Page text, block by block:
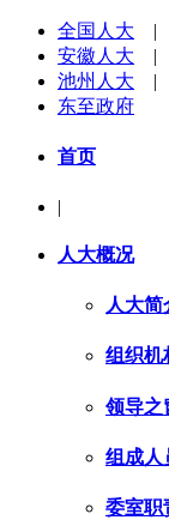
全国人大 |
安徽人大 |
池州人大 |
东至政府
首页
|
人大概况
人大简
组织机
领导之
组成人
委室职